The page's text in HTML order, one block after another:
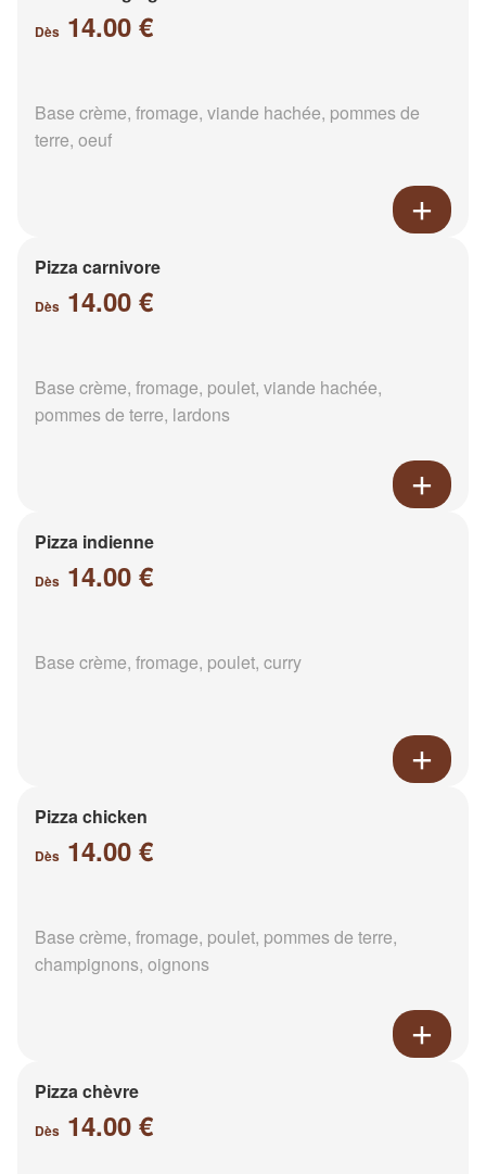
Dès 14.00 €
Base crème, fromage, viande hachée, pommes de
terre, oeuf
Pizza carnivore
Dès 14.00 €
Base crème, fromage, poulet, viande hachée,
pommes de terre, lardons
Pizza indienne
Dès 14.00 €
Base crème, fromage, poulet, curry
Pizza chicken
Dès 14.00 €
Base crème, fromage, poulet, pommes de terre,
champignons, oignons
Pizza chèvre
Dès 14.00 €